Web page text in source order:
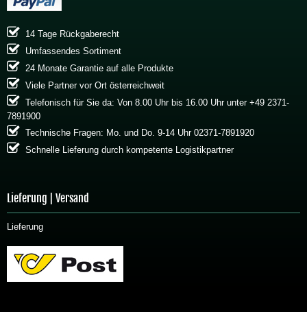
14 Tage Rückgaberecht
Umfassendes Sortiment
24 Monate Garantie auf alle Produkte
Viele Partner vor Ort österreichweit
Telefonisch für Sie da: Von 8.00 Uhr bis 16.00 Uhr unter +49 2371-
7891900
Technische Fragen: Mo. und Do. 9-14 Uhr 02371-7891920
Schnelle Lieferung durch kompetente Logistikpartner
Lieferung | Versand
Lieferung